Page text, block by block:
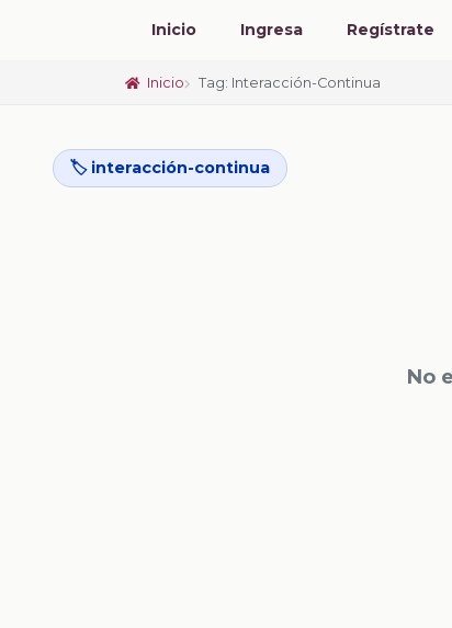
Inicio Ingresa Regístrate
Inicio Tag: Interacción-Continua
🏷️ interacción-continua
No